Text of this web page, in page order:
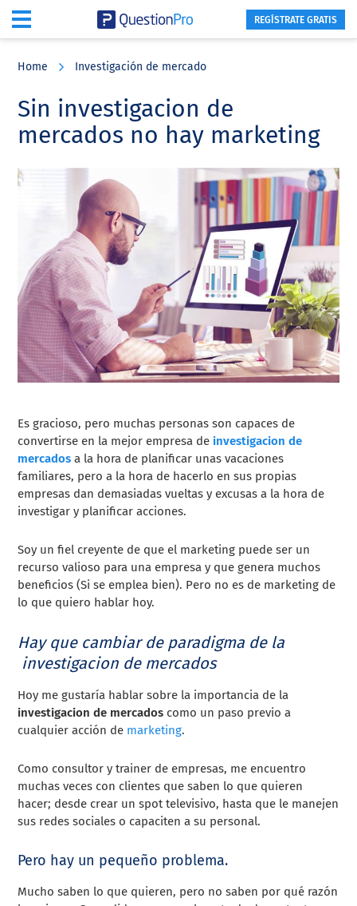
content
sidebar
REGÍSTRATE GRATIS
Home Investigación de mercado
Sin investigacion de
mercados no hay marketing
Es gracioso, pero muchas personas son capaces de
convertirse en la mejor empresa de investigacion de
mercados a la hora de planificar unas vacaciones
familiares, pero a la hora de hacerlo en sus propias
empresas dan demasiadas vueltas y excusas a la hora de
investigar y planificar acciones.
Soy un fiel creyente de que el marketing puede ser un
recurso valioso para una empresa y que genera muchos
beneficios (Si se emplea bien). Pero no es de marketing de
lo que quiero hablar hoy.
Hay que cambiar de paradigma de la
investigacion de mercados
Hoy me gustaría hablar sobre la importancia de la
investigacion de mercados como un paso previo a
cualquier acción de marketing.
Como consultor y trainer de empresas, me encuentro
muchas veces con clientes que saben lo que quieren
hacer; desde crear un spot televisivo, hasta que le manejen
sus redes sociales o capaciten a su personal.
Pero hay un pequeño problema.
Mucho saben lo que quieren, pero no saben por qué razón